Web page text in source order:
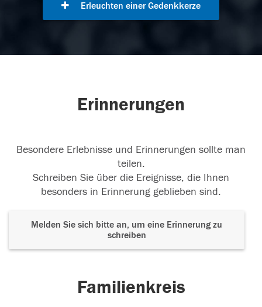
Erleuchten einer Gedenkkerze
Erinnerungen
Besondere Erlebnisse und Erinnerungen sollte man
teilen.
Schreiben Sie über die Ereignisse, die Ihnen
besonders in Erinnerung geblieben sind.
Melden Sie sich bitte an, um eine Erinnerung zu
schreiben
Familienkreis